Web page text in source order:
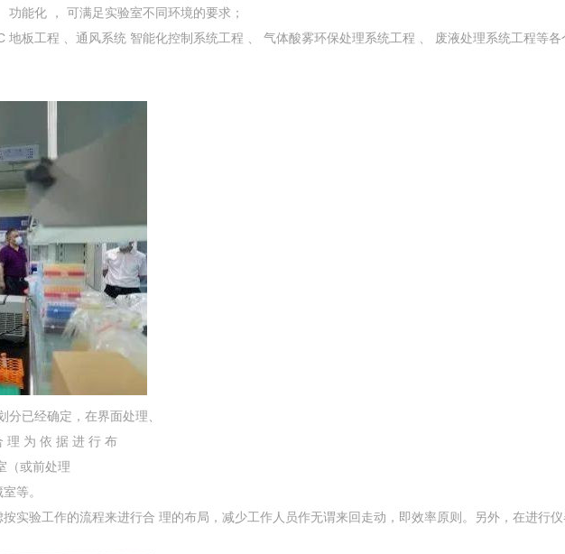
能化 ， 可满足实验室不同环境的要求；
板工程 、通风系统 智能化控制系统工程 、 气体酸雾环保处理系统工程 、 废液处理系统工程等
已经确定，在界面处理、
理 为 依 据 进 行 布
（或前处理
等。
实验工作的流程来进行合 理的布局，减少工作人员作无谓来回走动，即效率原则。另外，在进行